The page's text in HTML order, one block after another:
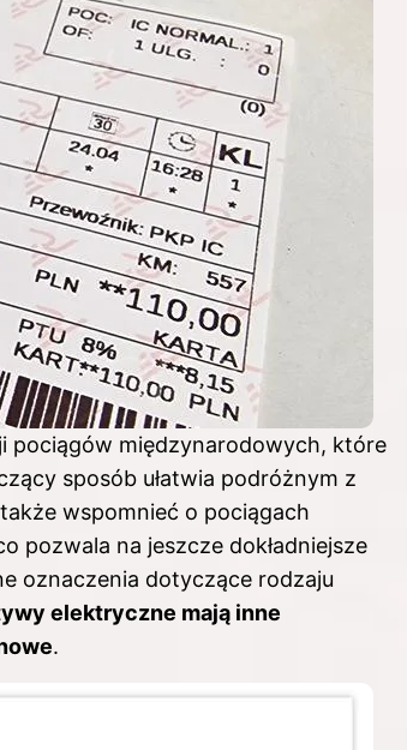
pociągów międzynarodowych, które
sposób ułatwia podróżnym z
wspomnieć o pociągach
pozwala na jeszcze dokładniejsze
oznaczenia dotyczące rodzaju
elektryczne mają inne
.